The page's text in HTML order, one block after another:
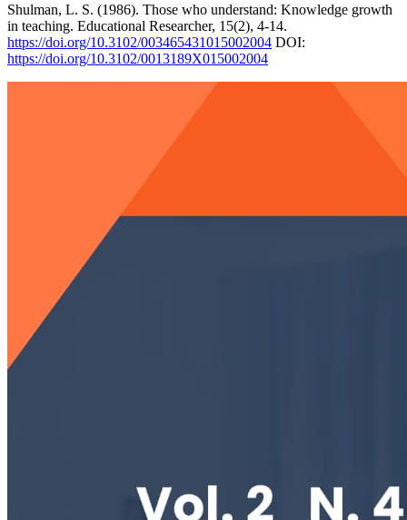
Shulman, L. S. (1986). Those who understand: Knowledge growth
in teaching. Educational Researcher, 15(2), 4-14.
https://doi.org/10.3102/003465431015002004 DOI:
https://doi.org/10.3102/0013189X015002004